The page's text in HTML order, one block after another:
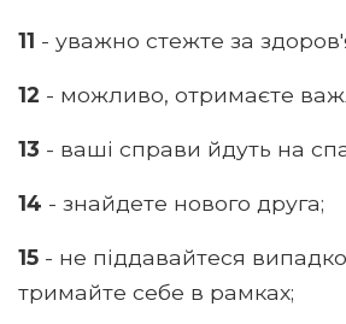
11 - уважно стежте за
12 - можливо, отримаєте
13 - ваші справи йдуть на
14 - знайдете нового друга;
15 - не піддавайтеся
тримайте себе в рамках;